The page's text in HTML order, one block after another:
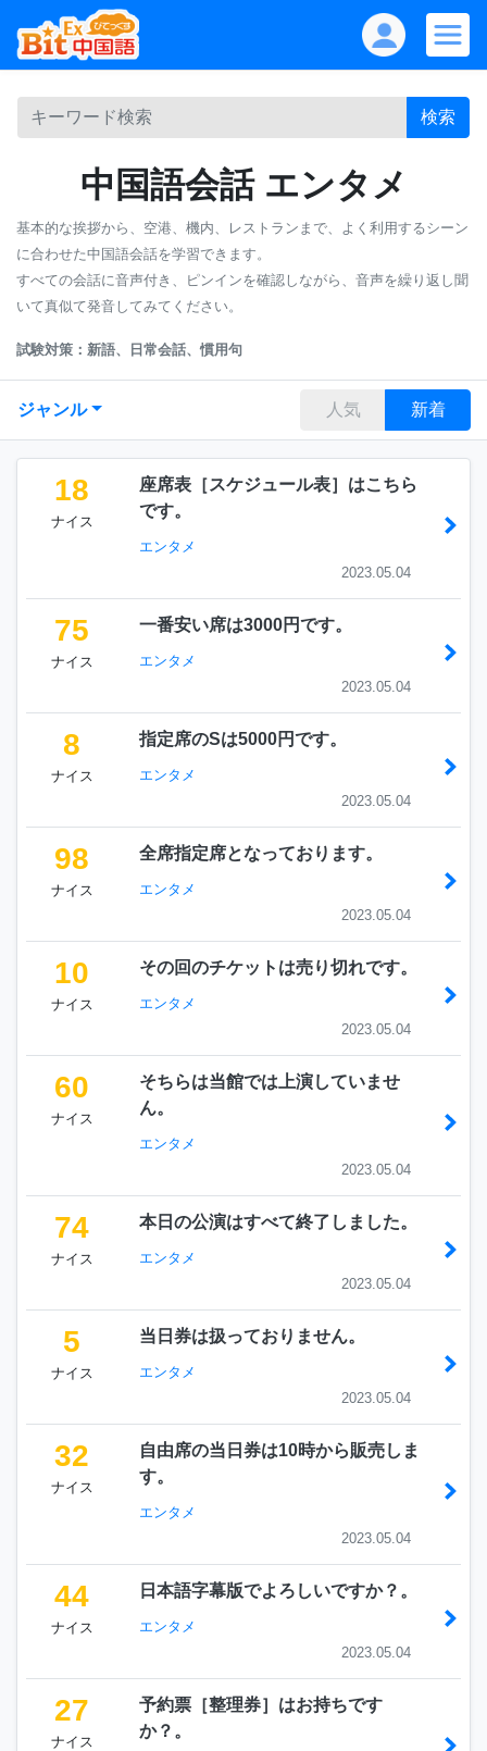
検索
中国語会話 エンタメ
基本的な挨拶から、空港、機内、レストランまで、よく利用するシーン
に合わせた中国語会話を学習できます。
すべての会話に音声付き、ピンインを確認しながら、音声を繰り返し聞
いて真似て発音してみてください。
試験対策：新語、日常会話、慣用句
ジャンル 人気 新着
18
ナイス
座席表［スケジュール表］はこちら
です。
エンタメ
2023.05.04
75
ナイス
一番安い席は3000円です。
エンタメ
2023.05.04
8
ナイス
指定席のSは5000円です。
エンタメ
2023.05.04
98
ナイス
全席指定席となっております。
エンタメ
2023.05.04
10
ナイス
その回のチケットは売り切れです。
エンタメ
2023.05.04
60
ナイス
そちらは当館では上演していませ
ん。
エンタメ
2023.05.04
74
ナイス
本日の公演はすべて終了しました。
エンタメ
2023.05.04
5
ナイス
当日券は扱っておりません。
エンタメ
2023.05.04
32
ナイス
自由席の当日券は10時から販売しま
す。
エンタメ
2023.05.04
44
ナイス
日本語字幕版でよろしいですか？。
エンタメ
2023.05.04
27
ナイス
予約票［整理券］はお持ちです
か？。